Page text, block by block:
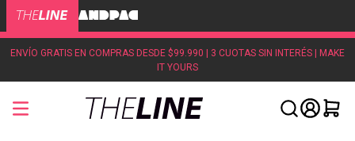
ENVÍO GRATIS EN COMPRAS DESDE $99.990 | 3 CUOTAS SIN INTERÉS | MAKE
IT YOURS